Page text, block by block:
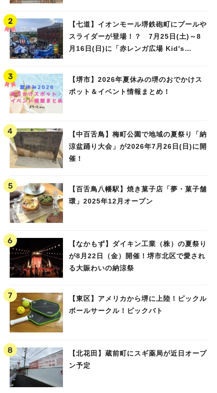
【七道】イオンモール堺鉄砲町にプールや
スライダーが登場！？ 7月25日(土)～8
月16日(日)に「赤レンガ広場 Kid's
【堺市】2026年夏休みの堺のおでかけス
ポット＆イベント情報まとめ！
【中百舌鳥】梅町公園で地域の夏祭り「納
涼盆踊り大会」が2026年7月26日(日)に開
催！
【百舌鳥八幡駅】焼き菓子店「夢・菓子舗
環」2025年12月オープン
【なかもず】ダイキン工業（株）の夏祭り
が8月22日（金）開催！堺市北区で愛され
る大賑わいの納涼祭
【東区】アメリカから堺に上陸！ピックル
ボールサークル！ピックバト
【北花田】蔵前町にスギ薬局が近日オープ
ン予定